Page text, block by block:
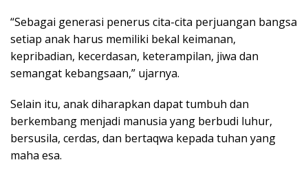
“Sebagai generasi penerus cita-cita perjuangan bangsa
setiap anak harus memiliki bekal keimanan,
kepribadian, kecerdasan, keterampilan, jiwa dan
semangat kebangsaan,” ujarnya.
Selain itu, anak diharapkan dapat tumbuh dan
berkembang menjadi manusia yang berbudi luhur,
bersusila, cerdas, dan bertaqwa kepada tuhan yang
maha esa.